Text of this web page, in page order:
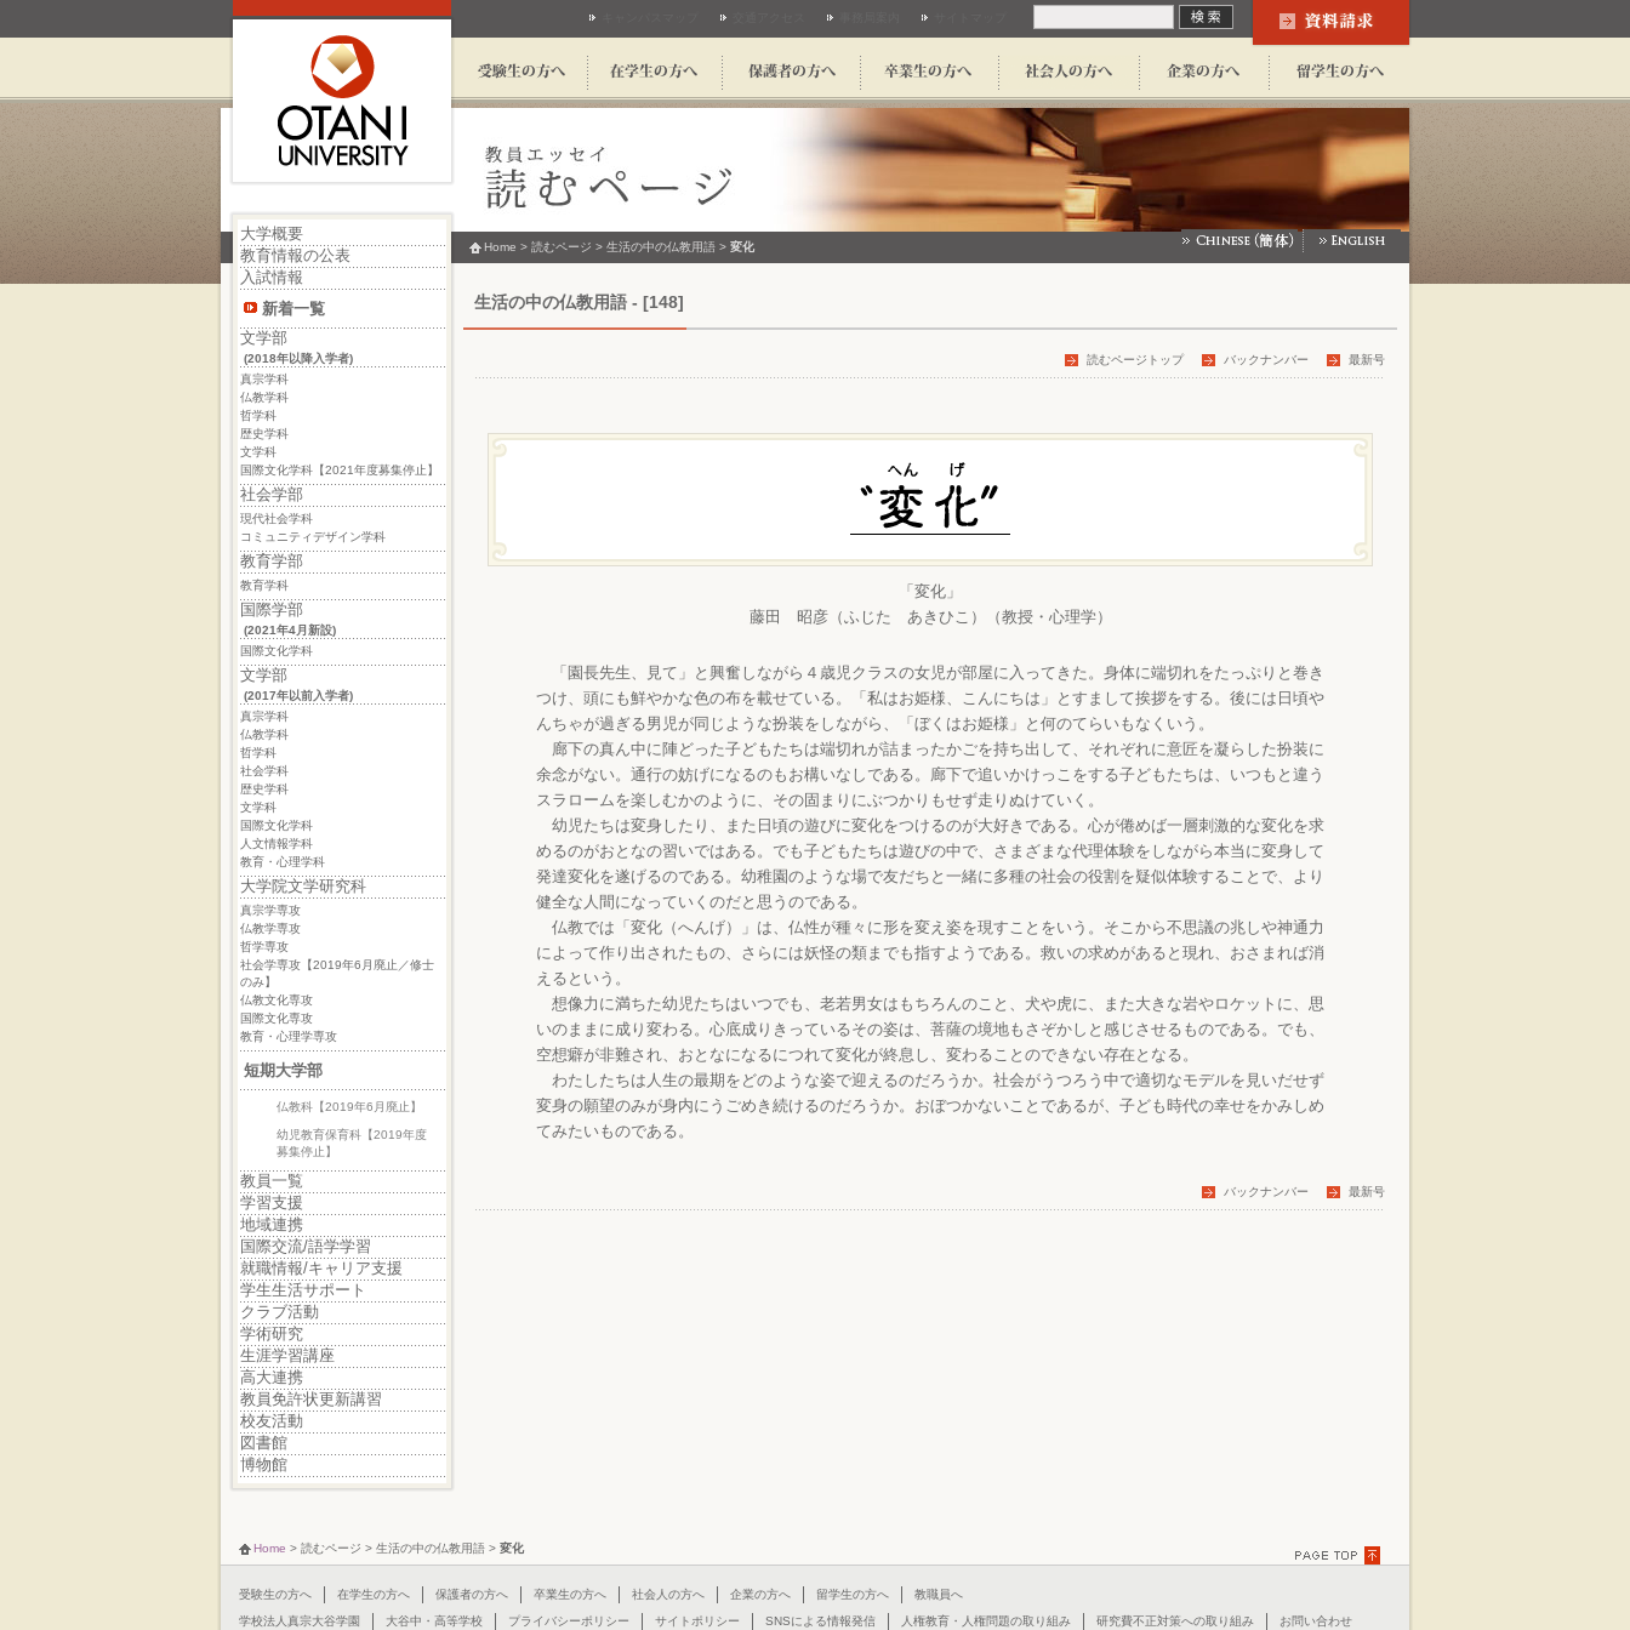
大学概要
教育情報の公表
入試情報
新着一覧
文学部
(2018年以降入学者)
真宗学科
仏教学科
哲学科
歴史学科
文学科
国際文化学科【2021年度募集停止】
社会学部
現代社会学科
コミュニティデザイン学科
教育学部
教育学科
国際学部
(2021年4月新設)
国際文化学科
文学部
(2017年以前入学者)
真宗学科
仏教学科
哲学科
社会学科
歴史学科
文学科
国際文化学科
人文情報学科
教育・心理学科
大学院文学研究科
真宗学専攻
仏教学専攻
哲学専攻
社会学専攻【2019年6月廃止／修士
のみ】
仏教文化専攻
国際文化専攻
教育・心理学専攻
短期大学部
仏教科【2019年6月廃止】
幼児教育保育科【2019年度
募集停止】
教員一覧
学習支援
地域連携
国際交流/語学学習
就職情報/キャリア支援
学生生活サポート
クラブ活動
学術研究
生涯学習講座
高大連携
教員免許状更新講習
校友活動
図書館
博物館
Home > 読むページ > 生活の中の仏教用語 > 変化
生活の中の仏教用語 - [148]
最新号
バックナンバー
読むページトップ
「変化」
藤田 昭彦（ふじた あきひこ）（教授・心理学）
「園長先生、見て」と興奮しながら４歳児クラスの女児が部屋に入ってきた。身体に端切れをたっぷりと巻き
つけ、頭にも鮮やかな色の布を載せている。「私はお姫様、こんにちは」とすまして挨拶をする。後には日頃や
んちゃが過ぎる男児が同じような扮装をしながら、「ぼくはお姫様」と何のてらいもなくいう。
廊下の真ん中に陣どった子どもたちは端切れが詰まったかごを持ち出して、それぞれに意匠を凝らした扮装に
余念がない。通行の妨げになるのもお構いなしである。廊下で追いかけっこをする子どもたちは、いつもと違う
スラロームを楽しむかのように、その固まりにぶつかりもせず走りぬけていく。
幼児たちは変身したり、また日頃の遊びに変化をつけるのが大好きである。心が倦めば一層刺激的な変化を求
めるのがおとなの習いではある。でも子どもたちは遊びの中で、さまざまな代理体験をしながら本当に変身して
発達変化を遂げるのである。幼稚園のような場で友だちと一緒に多種の社会の役割を疑似体験することで、より
健全な人間になっていくのだと思うのである。
仏教では「変化（へんげ）」は、仏性が種々に形を変え姿を現すことをいう。そこから不思議の兆しや神通力
によって作り出されたもの、さらには妖怪の類までも指すようである。救いの求めがあると現れ、おさまれば消
えるという。
想像力に満ちた幼児たちはいつでも、老若男女はもちろんのこと、犬や虎に、また大きな岩やロケットに、思
いのままに成り変わる。心底成りきっているその姿は、菩薩の境地もさぞかしと感じさせるものである。でも、
空想癖が非難され、おとなになるにつれて変化が終息し、変わることのできない存在となる。
わたしたちは人生の最期をどのような姿で迎えるのだろうか。社会がうつろう中で適切なモデルを見いだせず
変身の願望のみが身内にうごめき続けるのだろうか。おぼつかないことであるが、子ども時代の幸せをかみしめ
てみたいものである。
最新号
バックナンバー
Home > 読むページ > 生活の中の仏教用語 > 変化
受験生の方へ 在学生の方へ 保護者の方へ 卒業生の方へ 社会人の方へ 企業の方へ 留学生の方へ
教職員へ
学校法人真宗大谷学園
大谷中・高等学校 プライバシーポリシー サイトポリシー SNSによる情報発信 人権教育・人権問題の取り組み 研究費不正対策への取り組み お問い合わせ